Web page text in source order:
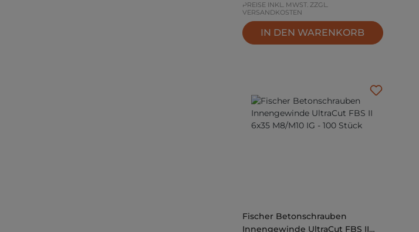
PREISE INKL. MWST. ZZGL.
VERSANDKOSTEN
IN DEN WARENKORB
Fischer Betonschrauben
Innengewinde UltraCut FBS II